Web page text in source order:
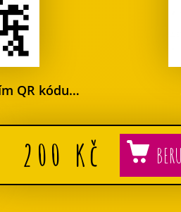
QR kódu…
200 Kč